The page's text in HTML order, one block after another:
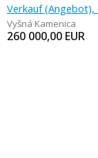
Verkauf (Angebot),
Vyšná Kamenica
260 000,00 EUR